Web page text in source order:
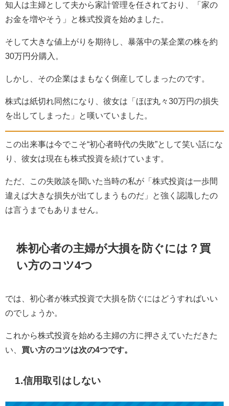
知人は主婦として夫から家計管理を任されており、「家の
お金を増やそう」と株式投資を始めました。
そして大きな値上がりを期待し、暴落中の某企業の株を約
30万円分購入。
しかし、その企業はまもなく倒産してしまったのです。
株式は紙切れ同然になり、彼女は「ほぼ丸々30万円の損失
を出してしまった」と嘆いていました。
この出来事は今でこそ“初心者時代の失敗”として笑い話にな
り、彼女は現在も株式投資を続けています。
ただ、この失敗談を聞いた当時の私が「株式投資は一歩間
違えば大きな損失が出てしまうものだ」と強く認識したの
は言うまでもありません。
株初心者の主婦が大損を防ぐには？買
い方のコツ4つ
では、初心者が株式投資で大損を防ぐにはどうすればいい
のでしょうか。
これから株式投資を始める主婦の方に押さえていただきた
い、 買い方のコツは次の4つです。
1.信用取引はしない